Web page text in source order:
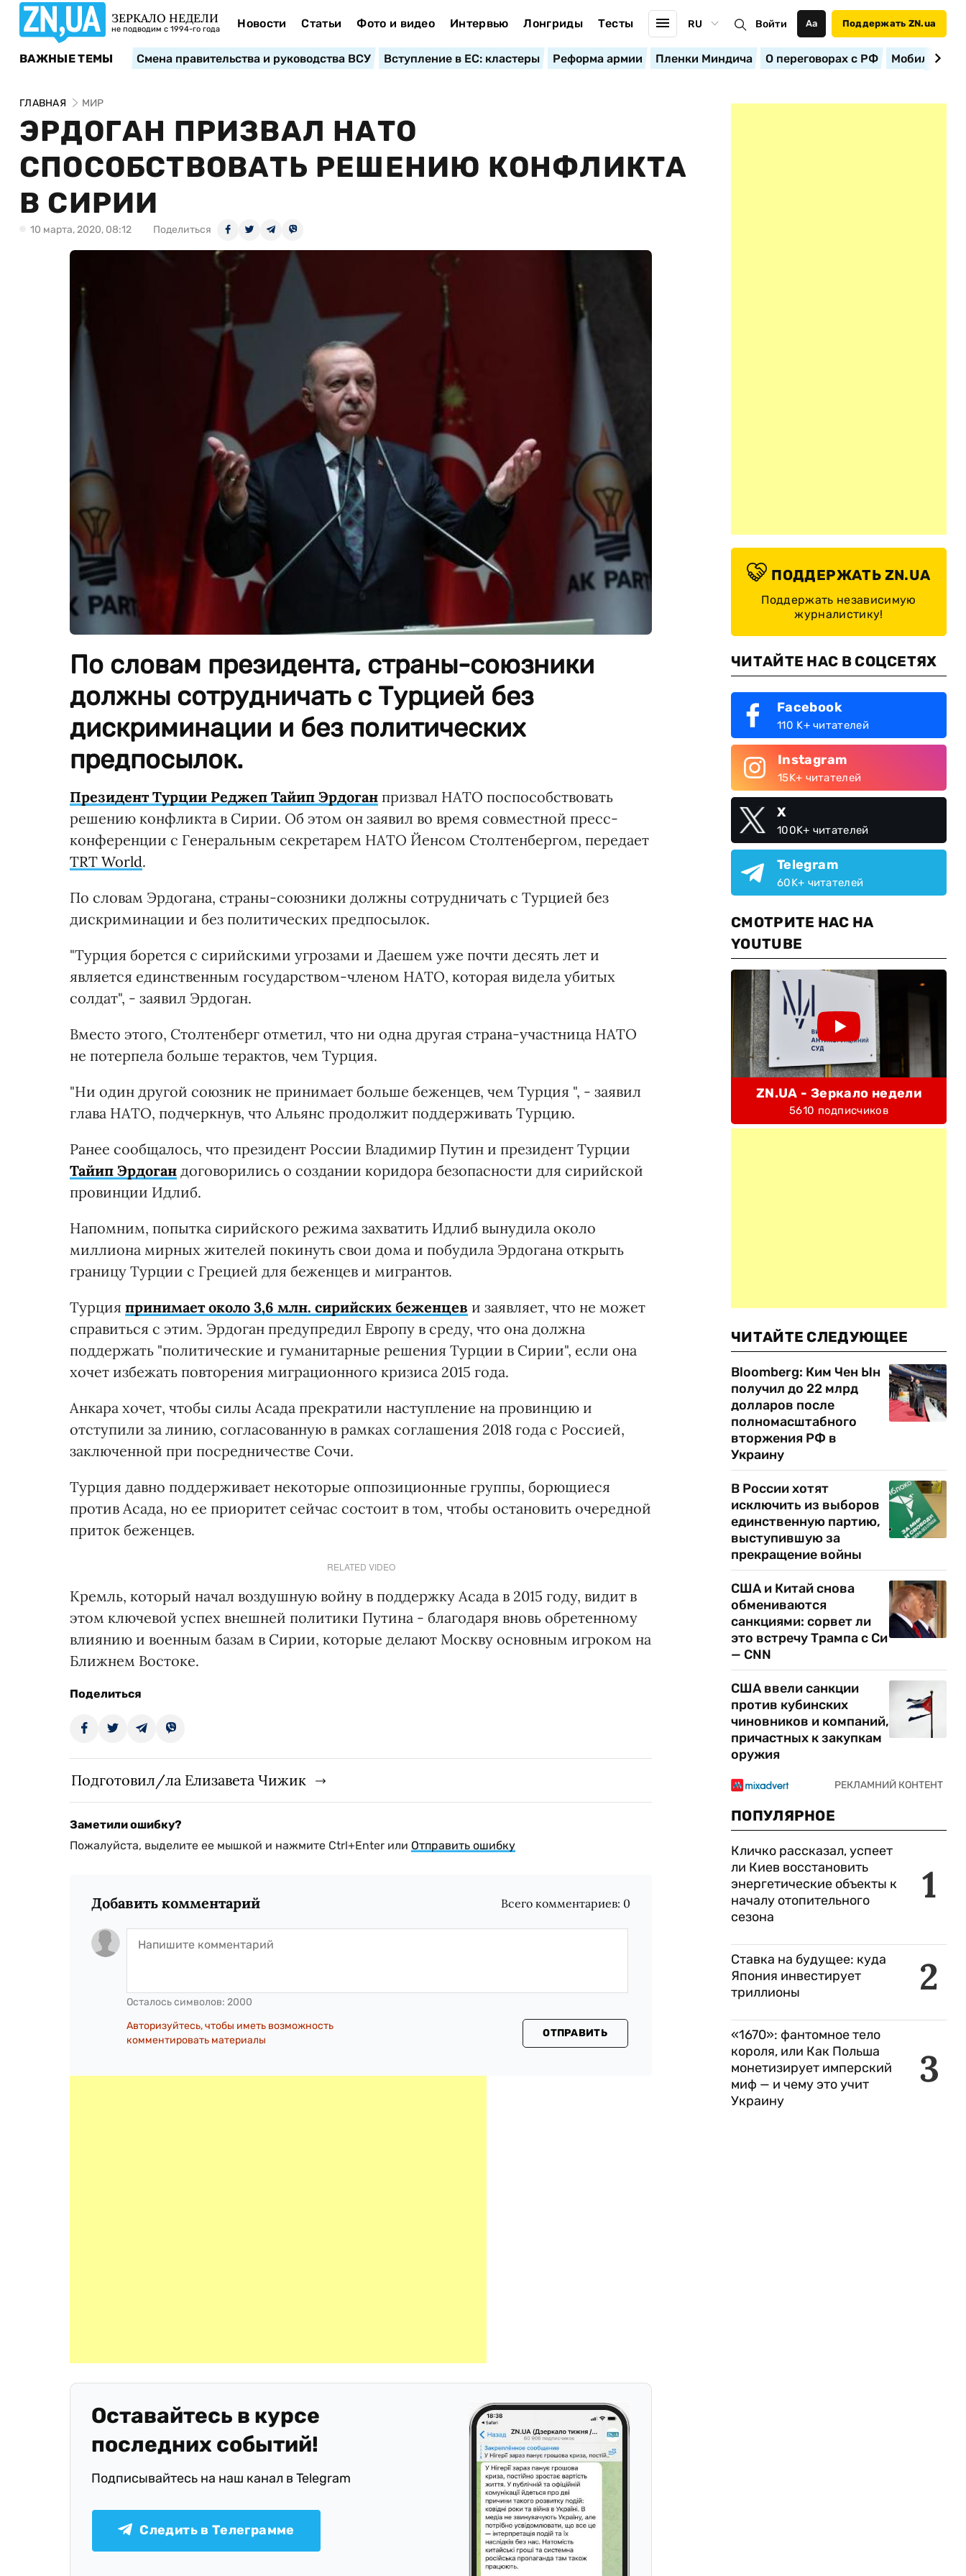
ЗЕРКАЛО НЕДЕЛИ
не подводим с 1994-го года Новости Статьи Фото и видео Интервью Лонгриды Тесты RU Войти Аа Поддержать ZN.ua
ВАЖНЫЕ ТЕМЫ Смена правительства и руководства ВСУ Вступление в ЕС: кластеры Реформа армии Пленки Миндича О переговорах с РФ
ГЛАВНАЯ МИР
ЭРДОГАН ПРИЗВАЛ НАТО
СПОСОБСТВОВАТЬ РЕШЕНИЮ КОНФЛИКТА
В СИРИИ
10 марта, 2020, 08:12 Поделиться
По словам президента, страны-союзники
должны сотрудничать с Турцией без
дискриминации и без политических
предпосылок.
Президент Турции Реджеп Тайип Эрдоган призвал НАТО поспособствовать
решению конфликта в Сирии. Об этом он заявил во время совместной пресс-
конференции с Генеральным секретарем НАТО Йенсом Столтенбергом, передает
TRT World.
По словам Эрдогана, страны-союзники должны сотрудничать с Турцией без
дискриминации и без политических предпосылок.
"Турция борется с сирийскими угрозами и Даешем уже почти десять лет и
является единственным государством-членом НАТО, которая видела убитых
солдат", - заявил Эрдоган.
Вместо этого, Столтенберг отметил, что ни одна другая страна-участница НАТО
не потерпела больше терактов, чем Турция.
"Ни один другой союзник не принимает больше беженцев, чем Турция ", - заявил
глава НАТО, подчеркнув, что Альянс продолжит поддерживать Турцию.
Ранее сообщалось, что президент России Владимир Путин и президент Турции
Тайип Эрдоган договорились о создании коридора безопасности для сирийской
провинции Идлиб.
Напомним, попытка сирийского режима захватить Идлиб вынудила около
миллиона мирных жителей покинуть свои дома и побудила Эрдогана открыть
границу Турции с Грецией для беженцев и мигрантов.
Турция принимает около 3,6 млн. сирийских беженцев и заявляет, что не может
справиться с этим. Эрдоган предупредил Европу в среду, что она должна
поддержать "политические и гуманитарные решения Турции в Сирии", если она
хочет избежать повторения миграционного кризиса 2015 года.
Анкара хочет, чтобы силы Асада прекратили наступление на провинцию и
отступили за линию, согласованную в рамках соглашения 2018 года с Россией,
заключенной при посредничестве Сочи.
Турция давно поддерживает некоторые оппозиционные группы, борющиеся
против Асада, но ее приоритет сейчас состоит в том, чтобы остановить очередной
приток беженцев.
RELATED VIDEO
Кремль, который начал воздушную войну в поддержку Асада в 2015 году, видит в
этом ключевой успех внешней политики Путина - благодаря вновь обретенному
влиянию и военным базам в Сирии, которые делают Москву основным игроком на
Ближнем Востоке.
Поделиться
Подготовил/ла Елизавета Чижик
Заметили ошибку?
Пожалуйста, выделите ее мышкой и нажмите Ctrl+Enter или Отправить ошибку
Добавить комментарий Всего комментариев: 0
Осталось символов: 2000
Авторизуйтесь, чтобы иметь возможность
комментировать материалы
ОТПРАВИТЬ
Оставайтесь в курсе
последних событий!
Подписывайтесь на наш канал в Telegram
Следить в Телеграмме
ПОДДЕРЖАТЬ ZN.UA
Поддержать независимую
журналистику!
ЧИТАЙТЕ НАС В СОЦСЕТЯХ
Facebook
110 K+ читателей
Instagram
15K+ читателей
X
100K+ читателей
Telegram
60K+ читателей
СМОТРИТЕ НАС НА
YOUTUBE
ZN.UA - Зеркало недели
5610 подписчиков
ЧИТАЙТЕ СЛЕДУЮЩЕЕ
Bloomberg: Ким Чен Ын
получил до 22 млрд
долларов после
полномасштабного
вторжения РФ в
Украину
В России хотят
исключить из выборов
единственную партию,
выступившую за
прекращение войны
США и Китай снова
обмениваются
санкциями: сорвет ли
это встречу Трампа с Си
— CNN
США ввели санкции
против кубинских
чиновников и компаний,
причастных к закупкам
оружия
ПОПУЛЯРНОЕ
1
Кличко рассказал, успеет
ли Киев восстановить
энергетические объекты к
началу отопительного
сезона
2
Ставка на будущее: куда
Япония инвестирует
триллионы
3
«1670»: фантомное тело
короля, или Как Польша
монетизирует имперский
миф — и чему это учит
Украину